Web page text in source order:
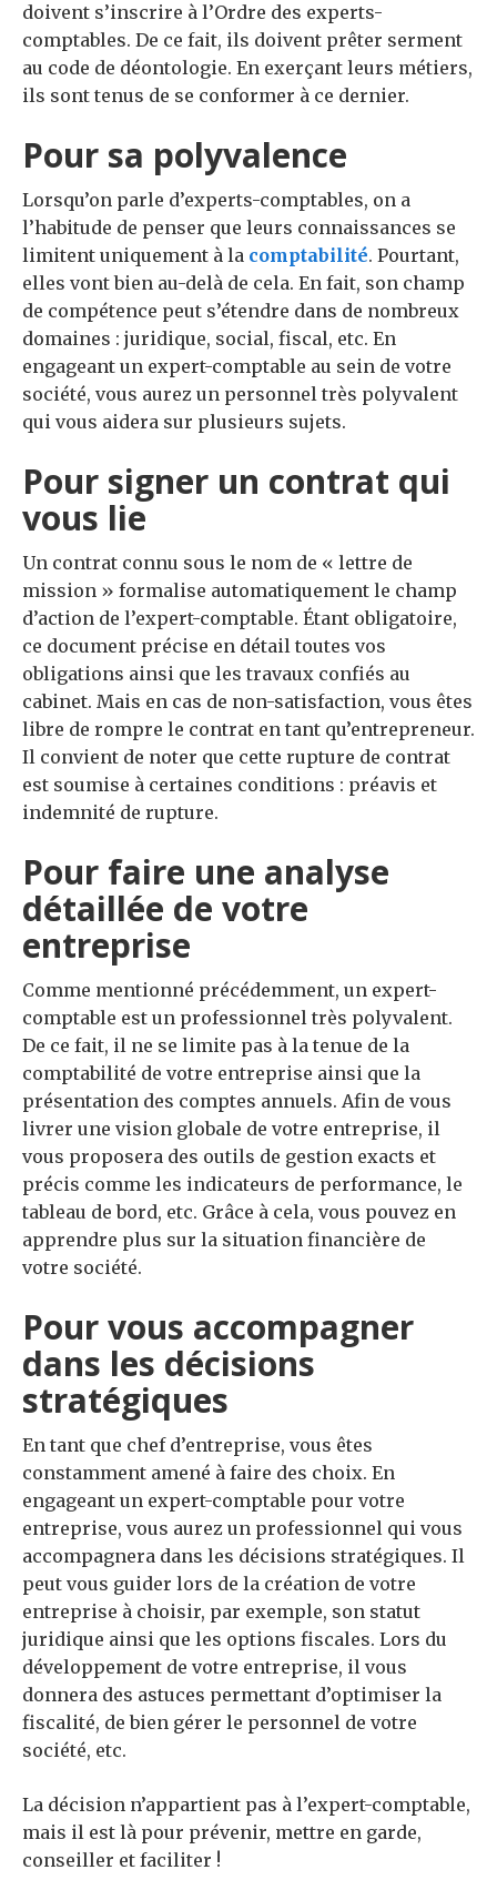
doivent s’inscrire à l’Ordre des experts-
comptables. De ce fait, ils doivent prêter serment
au code de déontologie. En exerçant leurs métiers,
ils sont tenus de se conformer à ce dernier.
Pour sa polyvalence
Lorsqu’on parle d’experts-comptables, on a
l’habitude de penser que leurs connaissances se
limitent uniquement à la comptabilité. Pourtant,
elles vont bien au-delà de cela. En fait, son champ
de compétence peut s’étendre dans de nombreux
domaines : juridique, social, fiscal, etc. En
engageant un expert-comptable au sein de votre
société, vous aurez un personnel très polyvalent
qui vous aidera sur plusieurs sujets.
Pour signer un contrat qui
vous lie
Un contrat connu sous le nom de « lettre de
mission » formalise automatiquement le champ
d’action de l’expert-comptable. Étant obligatoire,
ce document précise en détail toutes vos
obligations ainsi que les travaux confiés au
cabinet. Mais en cas de non-satisfaction, vous êtes
libre de rompre le contrat en tant qu’entrepreneur.
Il convient de noter que cette rupture de contrat
est soumise à certaines conditions : préavis et
indemnité de rupture.
Pour faire une analyse
détaillée de votre
entreprise
Comme mentionné précédemment, un expert-
comptable est un professionnel très polyvalent.
De ce fait, il ne se limite pas à la tenue de la
comptabilité de votre entreprise ainsi que la
présentation des comptes annuels. Afin de vous
livrer une vision globale de votre entreprise, il
vous proposera des outils de gestion exacts et
précis comme les indicateurs de performance, le
tableau de bord, etc. Grâce à cela, vous pouvez en
apprendre plus sur la situation financière de
votre société.
Pour vous accompagner
dans les décisions
stratégiques
En tant que chef d’entreprise, vous êtes
constamment amené à faire des choix. En
engageant un expert-comptable pour votre
entreprise, vous aurez un professionnel qui vous
accompagnera dans les décisions stratégiques. Il
peut vous guider lors de la création de votre
entreprise à choisir, par exemple, son statut
juridique ainsi que les options fiscales. Lors du
développement de votre entreprise, il vous
donnera des astuces permettant d’optimiser la
fiscalité, de bien gérer le personnel de votre
société, etc.
La décision n’appartient pas à l’expert-comptable,
mais il est là pour prévenir, mettre en garde,
conseiller et faciliter !